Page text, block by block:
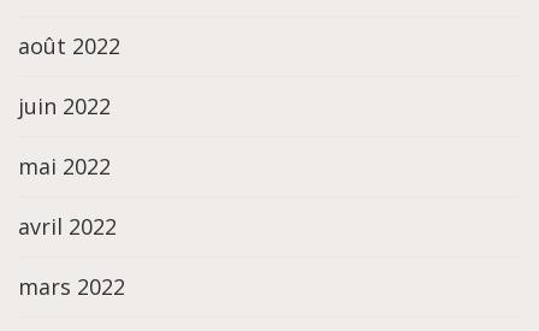
août 2022
juin 2022
mai 2022
avril 2022
mars 2022